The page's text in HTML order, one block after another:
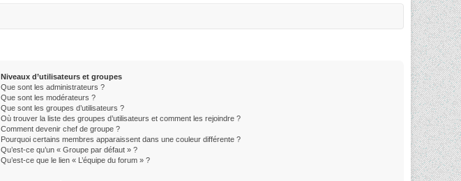
Niveaux d’utilisateurs et groupes
Que sont les administrateurs ?
Que sont les modérateurs ?
Que sont les groupes d’utilisateurs ?
Où trouver la liste des groupes d’utilisateurs et comment les rejoindre ?
Comment devenir chef de groupe ?
Pourquoi certains membres apparaissent dans une couleur différente ?
Qu’est-ce qu’un « Groupe par défaut » ?
Qu’est-ce que le lien « L’équipe du forum » ?